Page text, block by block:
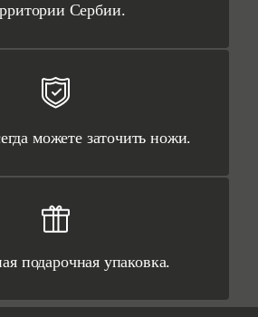
Сербии.
можете заточить ножи.
подарочная упаковка.